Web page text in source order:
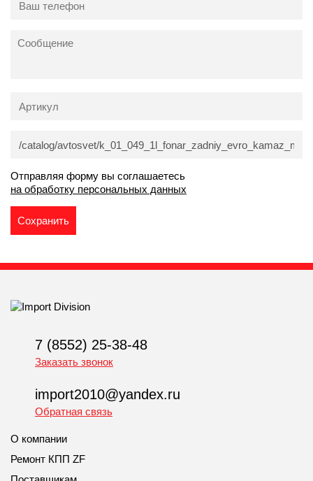
Отправляя форму вы соглашаетесь
на обработку персональных данных
7 (8552) 25-38-48
Заказать звонок
import2010@yandex.ru
Обратная связь
О компании
Ремонт КПП ZF